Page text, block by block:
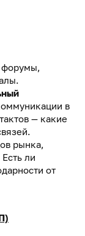
форумы,
в
— какие
рынка,
ли
от